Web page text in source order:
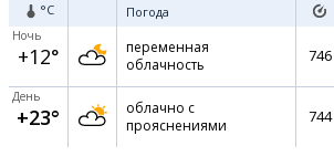
°C Погода
Ночь
+12°
переменная
облачность
746
День
+23°
облачно с
прояснениями
744